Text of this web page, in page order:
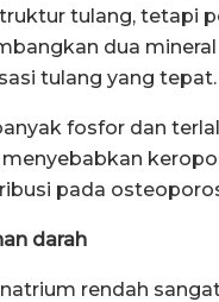
tulang, tetapi
dua
tulang yang tepat.
fosfor dan
pada
darah
rendah